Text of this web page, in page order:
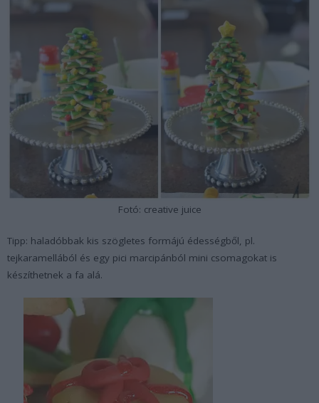
Fotó: creative juice
Tipp: haladóbbak kis szögletes formájú édességből, pl.
tejkaramellából és egy pici marcipánból mini csomagokat is
készíthetnek a fa alá.